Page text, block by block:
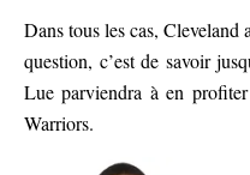
Dans tous les cas, Cleveland
question, c’est de savoir
Lue parviendra à en
Warriors.